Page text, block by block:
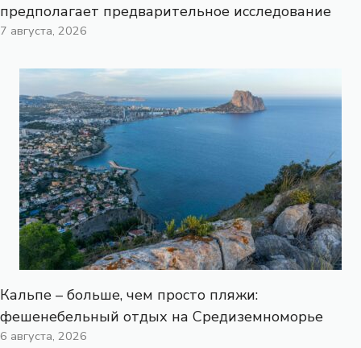
предполагает предварительное исследование
7 августа, 2026
Кальпе – больше, чем просто пляжи:
фешенебельный отдых на Средиземноморье
6 августа, 2026